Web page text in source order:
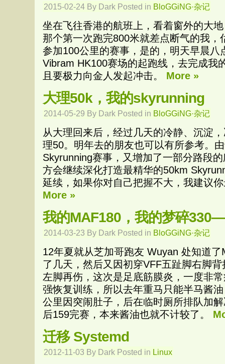
2015-02-24 By Dark Posted in BloGGiNG·杂记
坐在飞往香港的航班上，看着窗外的大
那个第一次跑完800米就差点断气的我，
参加100公里的赛事，是的，明天早晨八
Vibram HK100赛场的起跑线，去完成我
且要极力向金人发起冲击。 More »
大理50k，我的skyrunning
2014-05-29 By Dark Posted in BloGGiNG·杂记
从大理回来后，经过几天的冷静、沉淀
理50。明年去的朋友也可以有所参考。
Skyrunning赛事，又增加了一部分路段
方会继续深化打造最精华的50km
延续，如果你对自己把握不大，我建议
More »
我的MAF180，我的梦碎
2014-03-23 By Dark Posted in BloGGiNG·杂记
12年夏就从芝加哥跑友 Wuyan 处知道
了几天，然后又因初穿VFF五趾脚右脚
左脚再伤，这次是足底筋膜炎，一度非
强恢复训练，所以去年重马只能半马酱
公里因突闹肚子，后在临时厕所排队加
后159完赛，本来酱油也就不计较了。
迁移 Systemd
2012-11-03 By Dark Posted in Linux